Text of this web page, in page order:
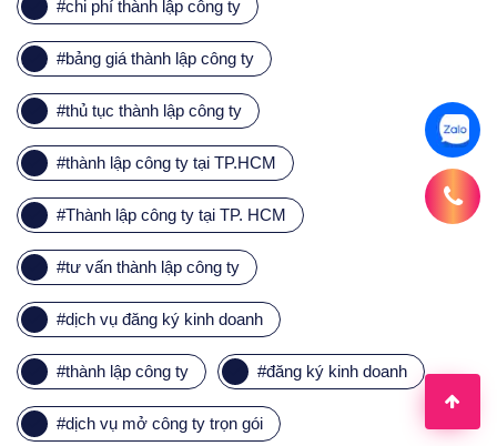
#chi phí thành lập công ty
#bảng giá thành lập công ty
#thủ tục thành lập công ty
#thành lập công ty tại TP.HCM
#Thành lập công ty tại TP. HCM
#tư vấn thành lập công ty
#dịch vụ đăng ký kinh doanh
#thành lập công ty #đăng ký kinh doanh
#dịch vụ mở công ty trọn gói